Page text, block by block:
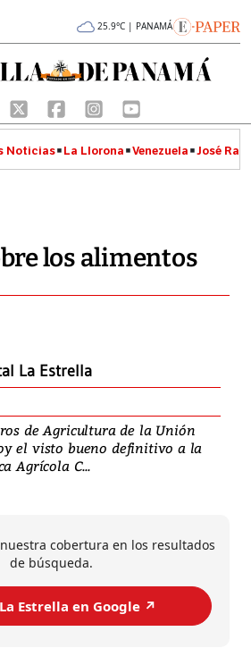
25.9°C | PANAMÁ
Noticias La Llorona Venezuela José
los alimentos
La Estrella
de Agricultura de la Unión
el visto bueno definitivo a la
Agrícola C...
cobertura en los resultados
de búsqueda.
Estrella en Google ↗️